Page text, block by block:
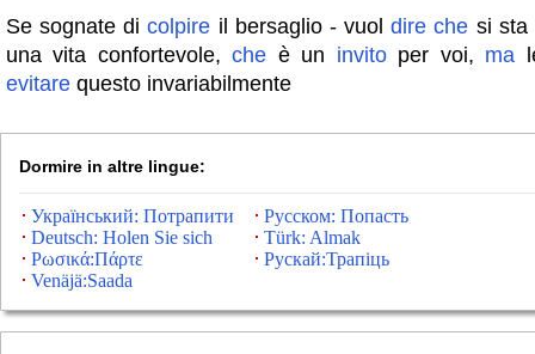
Se sognate dicolpire il bersaglio - vuoldire che si sta
una vita confortevole,che è un invitoper voi, ma
evitare questo invariabilmente
Dormire in altre lingue:
Український: Потрапити
Русском: Попасть
Deutsch: Holen Sie sich
Türk: Almak
Ρωσικά:Πάρτε
Рускай:Трапіць
Venäjä:Saada